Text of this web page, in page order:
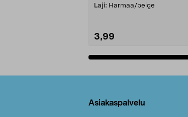
Laji: Harmaa/beige
3,99
Asiakaspalvelu